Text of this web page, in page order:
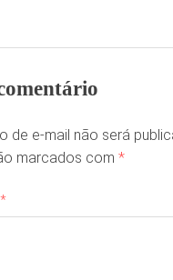
de e-mail não será
marcados com *
*